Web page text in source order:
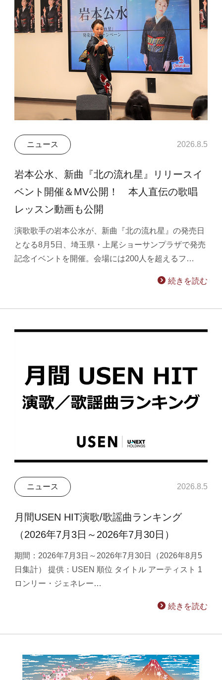
ニュース 2026.8.5
岩本公水、新曲『北の流れ星』リリースイ
ベント開催＆MV公開！ 本人直伝の歌唱
レッスン動画も公開
演歌歌手の岩本公水が、新曲『北の流れ星』の発売日
となる8月5日、埼玉県・上尾ショーサンプラザで発売
記念イベントを開催。会場には200人を超えるフ…
続きを読む
ニュース 2026.8.5
月間USEN HIT演歌/歌謡曲ランキング
（2026年7月3日～2026年7月30日）
期間：2026年7月3日～2026年7月30日（2026年8月5
日集計） 提供：USEN 順位 タイトル アーティスト 1
ロンリー・ジェネレー…
続きを読む